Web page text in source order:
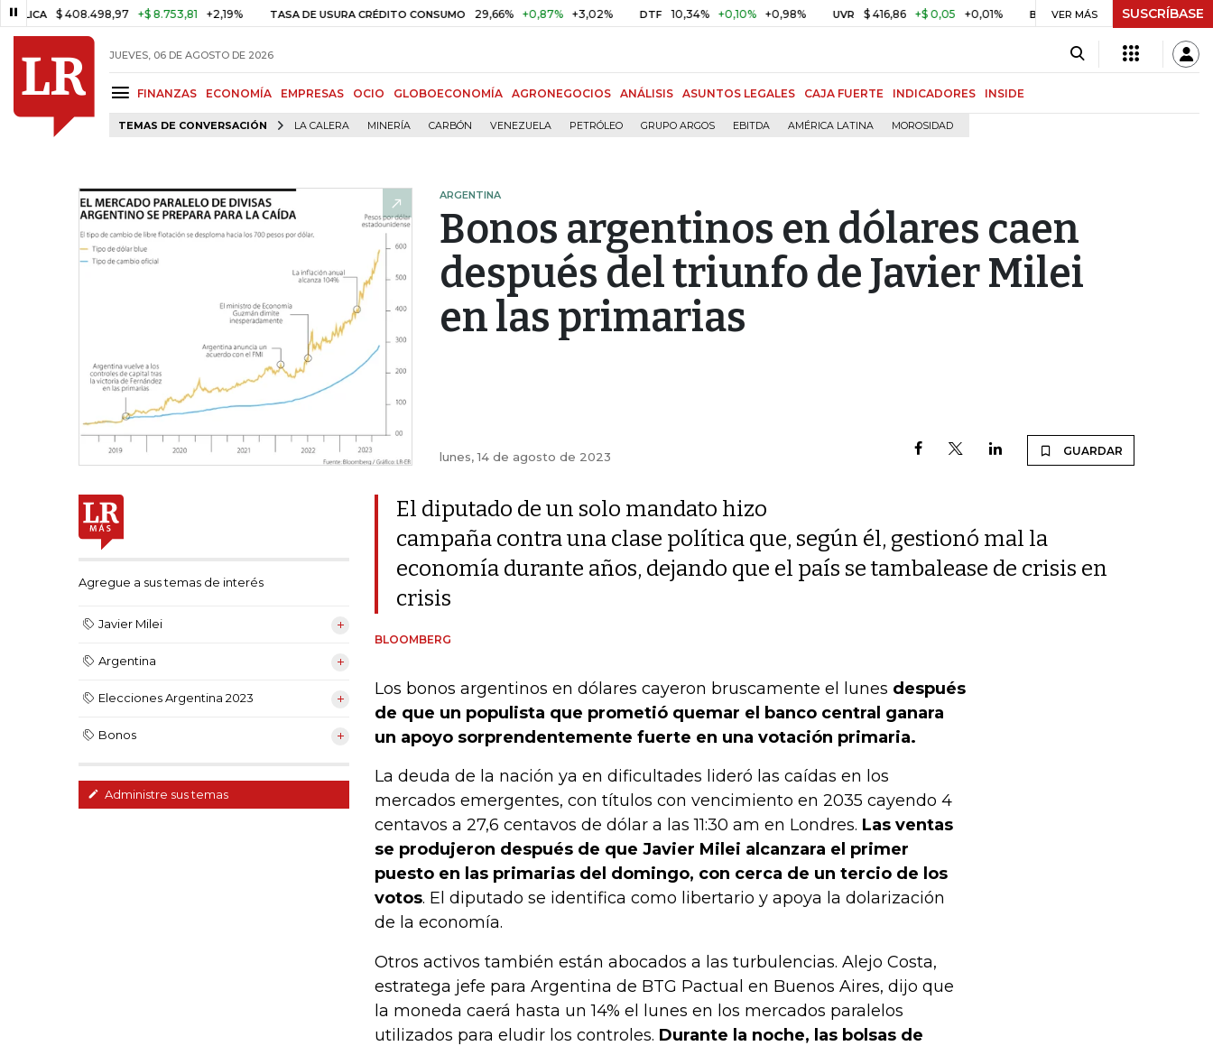
$ 408.498,97 +$ 8.753,81 +2,19% TASA DE USURA CRÉDITO CONSUMO 29,66% +0,87% +3,02% DTF 10,34% +0,10% +0,98% UVR $ 416,86 +$ 0,05 +0,01% BITCOIN US$ 64.442,80 -US$ 525,60 -
VER MÁS SUSCRÍBASE
JUEVES, 06 DE AGOSTO DE 2026
FINANZAS ECONOMÍA EMPRESAS OCIO GLOBOECONOMÍA AGRONEGOCIOS ANÁLISIS ASUNTOS LEGALES CAJA FUERTE INDICADORES INSIDE
TEMAS DE CONVERSACIÓN LA CALERA MINERÍA CARBÓN VENEZUELA PETRÓLEO GRUPO ARGOS EBITDA AMÉRICA LATINA MOROSIDAD
ARGENTINA
Bonos argentinos en dólares caen
después del triunfo de Javier Milei
en las primarias
lunes, 14 de agosto de 2023 GUARDAR
Agregue a sus temas de interés
Javier Milei
Argentina
Elecciones Argentina 2023
Bonos
Administre sus temas
El diputado de un solo mandato hizo
campaña contra una clase política que, según él, gestionó mal la
economía durante años, dejando que el país se tambalease de crisis en
crisis
BLOOMBERG
Los bonos argentinos en dólares cayeron bruscamente el lunes después
de que un populista que prometió quemar el banco central ganara
un apoyo sorprendentemente fuerte en una votación primaria.
La deuda de la nación ya en dificultades lideró las caídas en los
mercados emergentes, con títulos con vencimiento en 2035 cayendo 4
centavos a 27,6 centavos de dólar a las 11:30 am en Londres. Las ventas
se produjeron después de que Javier Milei alcanzara el primer
puesto en las primarias del domingo, con cerca de un tercio de los
votos. El diputado se identifica como libertario y apoya la dolarización
de la economía.
Otros activos también están abocados a las turbulencias. Alejo Costa,
estratega jefe para Argentina de BTG Pactual en Buenos Aires, dijo que
la moneda caerá hasta un 14% el lunes en los mercados paralelos
utilizados para eludir los controles. Durante la noche, las bolsas de